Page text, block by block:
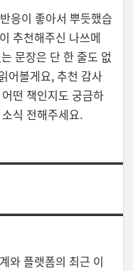
응이 좋아서 뿌듯했습
추천해주신 나쓰메
문장은 단 한 줄도 없
어볼게요, 추천 감사
떤 책인지도 궁금하
식 전해주세요.
와 플랫폼의 최근 이